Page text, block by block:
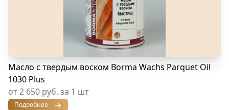
Масло с твердым воском Borma Wachs Parquet Oil
1030 Plus
от 2 650 руб. за 1 шт
Подробнее